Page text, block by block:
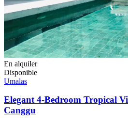
En alquiler
Disponible
Umalas
Elegant 4-Bedroom Tropical
Canggu